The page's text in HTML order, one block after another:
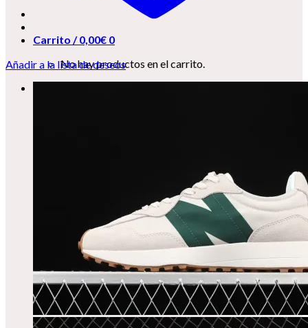
Carrito /0,00€ 0
No hay productos en el carrito.
Añadir a la lista de deseos